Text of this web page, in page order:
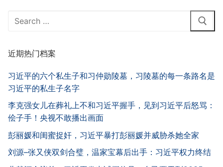
Search
近期热门档案
习近平的六个私生子和习仲勋陵墓，习陵墓的每一条路名是
习近平的私生子名字
李克强女儿在葬礼上不和习近平握手，见到习近平后怒骂：
侩子手！央视不敢播出画面
彭丽媛和闺蜜捉奸，习近平暴打彭丽媛并威胁杀她全家
刘源–张又侠双剑合璧，温家宝幕后出手：习近平权力终结